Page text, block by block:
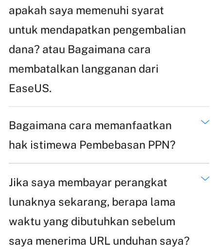
apakah saya memenuhi syarat
untuk mendapatkan pengembalian
dana? atau Bagaimana cara
membatalkan langganan dari
EaseUS.
Bagaimana cara memanfaatkan
hak istimewa Pembebasan PPN?
Jika saya membayar perangkat
lunaknya sekarang, berapa lama
waktu yang dibutuhkan sebelum
saya menerima URL unduhan saya?